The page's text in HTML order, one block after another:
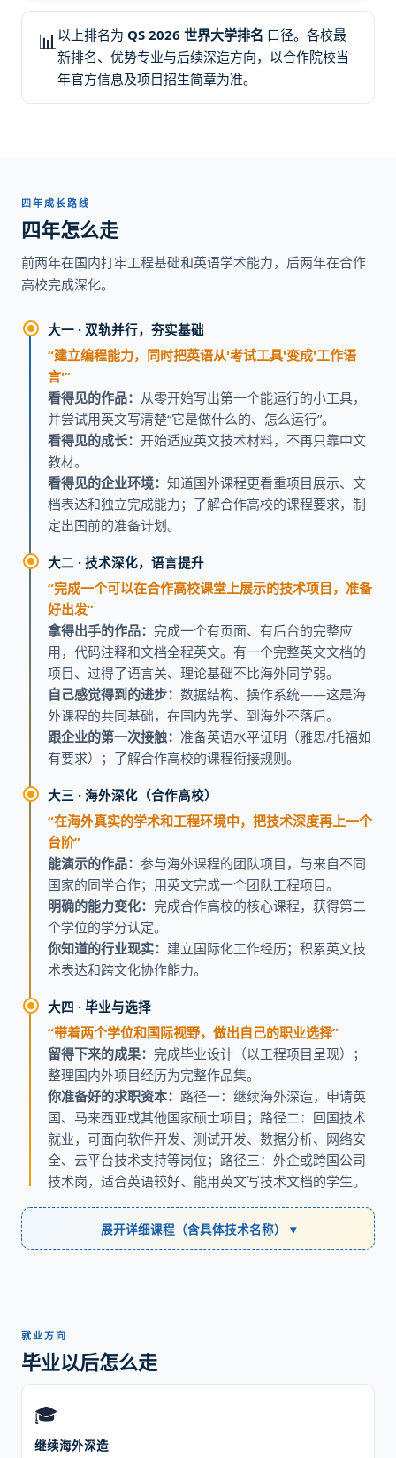
📊以上排名为 QS 2026 世界大学排名 口径。各校最
新排名、优势专业与后续深造方向，以合作院校当
年官方信息及项目招生简章为准。
四年成长路线
四年怎么走
前两年在国内打牢工程基础和英语学术能力，后两年在合作
高校完成深化。
大一 · 双轨并行，夯实基础
“建立编程能力，同时把英语从'考试工具'变成'工作语
言'”
看得见的作品： 从零开始写出第一个能运行的小工具，
并尝试用英文写清楚“它是做什么的、怎么运行”。
看得见的成长： 开始适应英文技术材料，不再只靠中文
教材。
看得见的企业环境： 知道国外课程更看重项目展示、文
档表达和独立完成能力；了解合作高校的课程要求，制
定出国前的准备计划。
大二 · 技术深化，语言提升
“完成一个可以在合作高校课堂上展示的技术项目，准备
好出发”
拿得出手的作品： 完成一个有页面、有后台的完整应
用，代码注释和文档全程英文。有一个完整英文文档的
项目、过得了语言关、理论基础不比海外同学弱。
自己感觉得到的进步： 数据结构、操作系统——这是海
外课程的共同基础，在国内先学、到海外不落后。
跟企业的第一次接触： 准备英语水平证明（雅思/托福如
有要求）；了解合作高校的课程衔接规则。
大三 · 海外深化（合作高校）
“在海外真实的学术和工程环境中，把技术深度再上一个
台阶”
能演示的作品： 参与海外课程的团队项目，与来自不同
国家的同学合作；用英文完成一个团队工程项目。
明确的能力变化： 完成合作高校的核心课程，获得第二
个学位的学分认定。
你知道的行业现实： 建立国际化工作经历；积累英文技
术表达和跨文化协作能力。
大四 · 毕业与选择
“带着两个学位和国际视野，做出自己的职业选择”
留得下来的成果： 完成毕业设计（以工程项目呈现）；
整理国内外项目经历为完整作品集。
你准备好的求职资本： 路径一：继续海外深造，申请英
国、马来西亚或其他国家硕士项目；路径二：回国技术
就业，可面向软件开发、测试开发、数据分析、网络安
全、云平台技术支持等岗位；路径三：外企或跨国公司
技术岗，适合英语较好、能用英文写技术文档的学生。
展开详细课程（含具体技术名称） ▾
就业方向
毕业以后怎么走
🎓
继续海外深造